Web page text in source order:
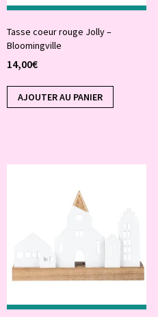
Tasse coeur rouge Jolly –
Bloomingville
14,00€
AJOUTER AU PANIER